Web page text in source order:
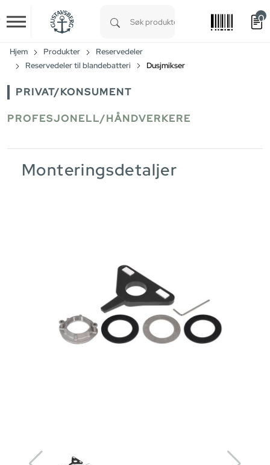
Skip to main content
0
Hjem Produkter
Reservedeler
Reservedeler til blandebatteri
Dusjmikser
PRIVAT/KONSUMENT
PROFESJONELL/HÅNDVERKERE
Monteringsdetaljer